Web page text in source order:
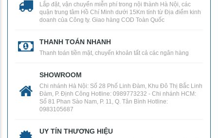
Lắp đặt, vận chuyển miễn phí trong nội thành Hà Nội, các
quận trung tâm Hồ Chí Minh dưới 15Km tính từ Địa điểm kinh
doanh của Công ty. Giao hàng COD Toàn Quốc
THANH TOÁN NHANH
Thanh toán tiền mặt, chuyển khoản tất cả các ngân hàng
SHOWROOM
Chi nhánh Hà Nội: Số 28 Phố Linh Đàm, Khu Đô Thị Bắc Linh
Đàm, P. Định Công Hotline: 0989773232 - Chi nhánh HCM:
Số 81 Phan Sào Nam, P. 11, Q. Tân Bình Hotline:
0983105687
UY TÍN THƯƠNG HIỆU